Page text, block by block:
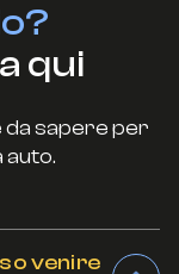
qui
da sapere per
venire